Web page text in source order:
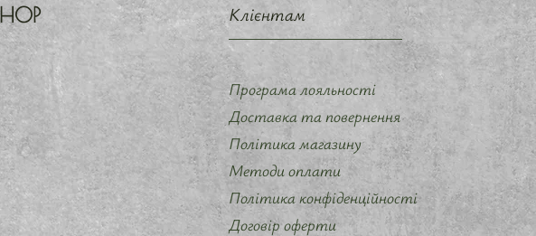
Клієнтам
Програма лояльності
Доставка та повернення
Політика магазину
Методи оплати
Політика конфіденційності
Договір оферти